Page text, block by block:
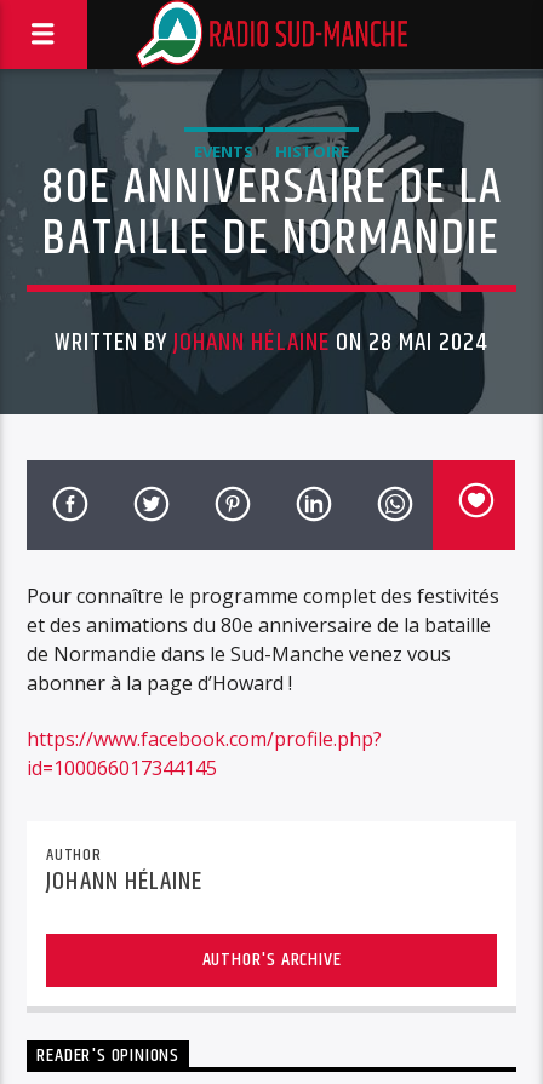
EVENTS HISTOIRE
80E ANNIVERSAIRE DE LA
BATAILLE DE NORMANDIE
WRITTEN BYJOHANN HÉLAINEON 28 MAI 2024
Pour connaître le programme complet des festivités
et des animations du 80e anniversaire de la bataille
de Normandie dans le Sud-Manche venez vous
abonner à la page d’Howard !
https://www.facebook.com/profile.php?
id=100066017344145
AUTHOR
JOHANN HÉLAINE
AUTHOR'S ARCHIVE
READER'S OPINIONS